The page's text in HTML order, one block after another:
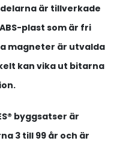
delarna är tillverkade
plast som är fri
magneter är utvalda
kan vika ut bitarna
byggsatser är
3 till 99 år och är